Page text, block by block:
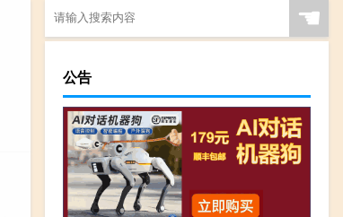
☚
公告